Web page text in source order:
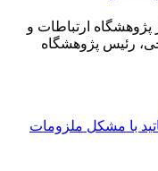
ارتباطات و
رئیس پژوهشگاه